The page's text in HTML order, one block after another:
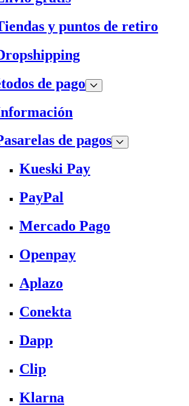
y puntos de retiro
de pago
de pagos
Kueski Pay
PayPal
Mercado Pago
Openpay
Aplazo
Conekta
Dapp
Clip
Klarna